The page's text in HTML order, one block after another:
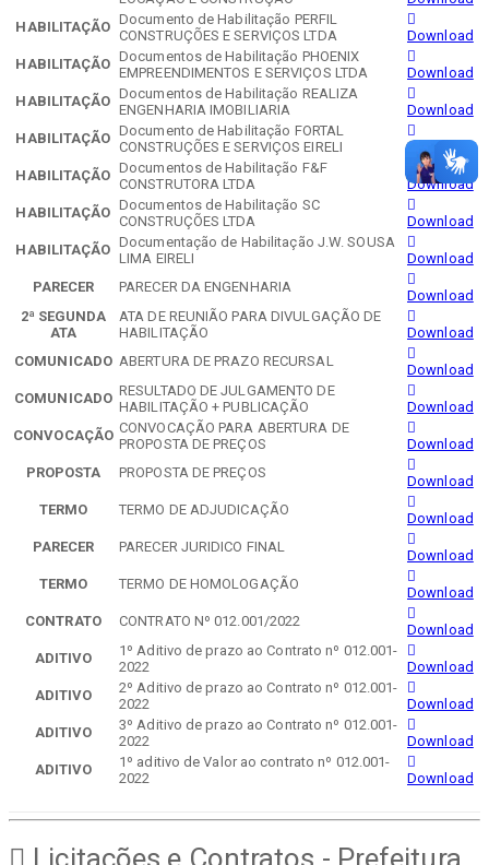
HABILITAÇÃO Documento de Habilitação PERFIL
CONSTRUÇÕES E SERVIÇOS LTDA
Download
HABILITAÇÃO Documentos de Habilitação PHOENIX
EMPREENDIMENTOS E SERVIÇOS LTDA
Download
HABILITAÇÃO Documentos de Habilitação REALIZA
ENGENHARIA IMOBILIARIA
Download
HABILITAÇÃO Documento de Habilitação FORTAL
CONSTRUÇÕES E SERVIÇOS EIRELI
Download
HABILITAÇÃO Documentos de Habilitação F&F
CONSTRUTORA LTDA
Download
HABILITAÇÃO Documentos de Habilitação SC
CONSTRUÇÕES LTDA
Download
HABILITAÇÃO Documentação de Habilitação J.W. SOUSA
LIMA EIRELI
Download
PARECER
PARECER DA ENGENHARIA
Download
2ª SEGUNDA
ATA
ATA DE REUNIÃO PARA DIVULGAÇÃO DE
HABILITAÇÃO
Download
COMUNICADO ABERTURA DE PRAZO RECURSAL
Download
COMUNICADO RESULTADO DE JULGAMENTO DE
HABILITAÇÃO + PUBLICAÇÃO
Download
CONVOCAÇÃO CONVOCAÇÃO PARA ABERTURA DE
PROPOSTA DE PREÇOS
Download
PROPOSTA
PROPOSTA DE PREÇOS
Download
TERMO
TERMO DE ADJUDICAÇÃO
Download
PARECER
PARECER JURIDICO FINAL
Download
TERMO
TERMO DE HOMOLOGAÇÃO
Download
CONTRATO
CONTRATO Nº 012.001/2022
Download
ADITIVO
1º Aditivo de prazo ao Contrato nº 012.001-
2022
Download
ADITIVO
2º Aditivo de prazo ao Contrato nº 012.001-
2022
Download
ADITIVO
3º Aditivo de prazo ao Contrato nº 012.001-
2022
Download
ADITIVO
1º aditivo de Valor ao contrato nº 012.001-
2022
Download
Licitações e Contratos - Prefeitura